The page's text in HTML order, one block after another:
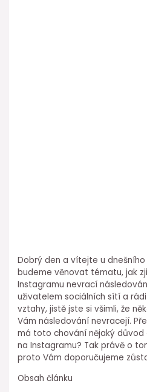
Dobrý den a vítejte u
budeme věnovat tématu, jak
Instagramu nevrací
uživatelem sociálních sítí a
vztahy, jistě jste si všimli, že
Vám následování nevracejí.
má toto chování nějaký
na Instagramu? Tak právě o
proto Vám doporučujeme
Obsah článku